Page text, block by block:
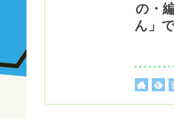
の・
ん」